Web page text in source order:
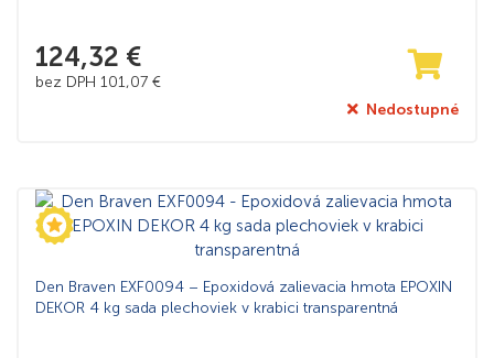
124,32 €
bez DPH 101,07 €
Nedostupné
Den Braven EXF0094 – Epoxidová zalievacia hmota EPOXIN
DEKOR 4 kg sada plechoviek v krabici transparentná